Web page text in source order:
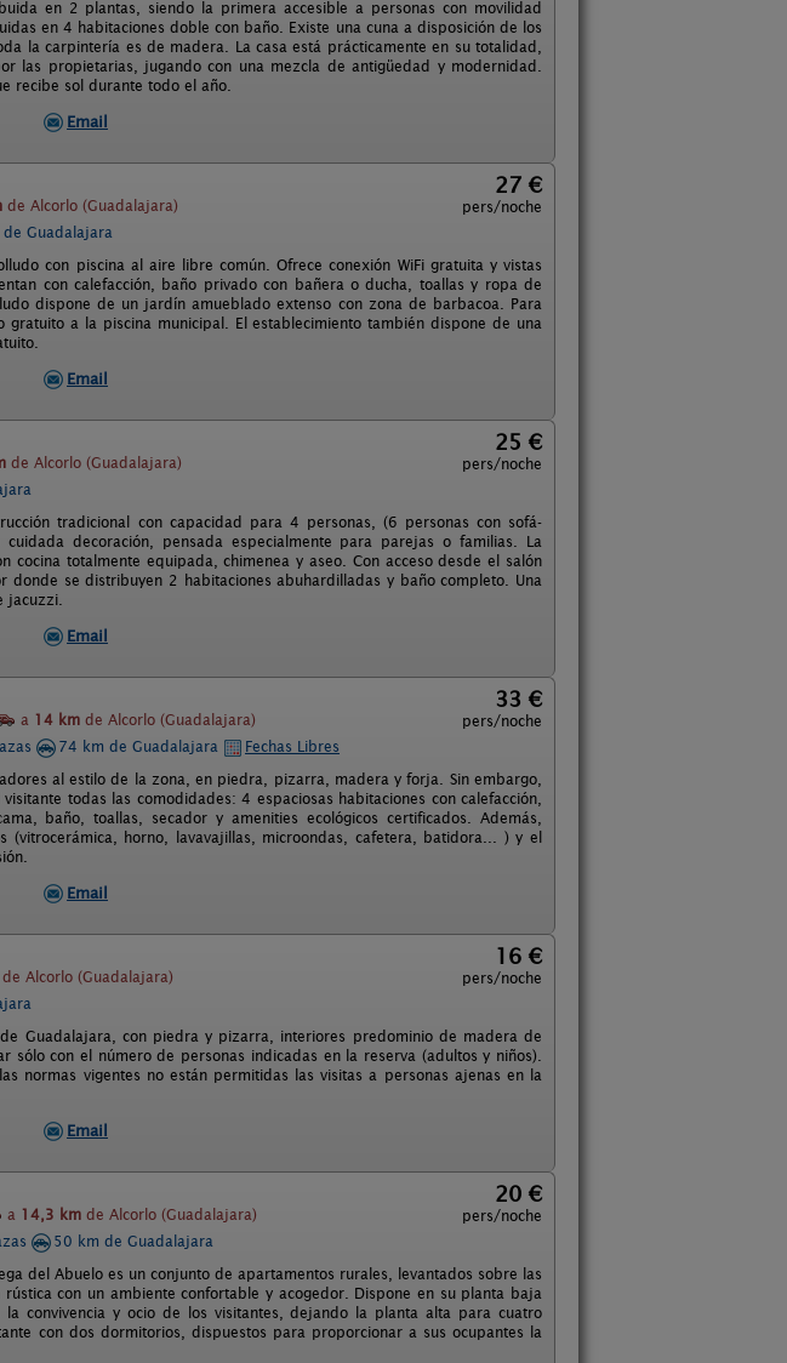
en 2 plantas, siendo la primera accesible a personas con movilidad
en 4 habitaciones doble con baño. Existe una cuna a disposición de los
la carpintería es de madera. La casa está prácticamente en su totalidad,
las propietarias, jugando con una mezcla de antigüedad y modernidad.
recibe sol durante todo el año.
Email
de Alcorlo (Guadalajara)
27 €
pers/noche
Guadalajara
con piscina al aire libre común. Ofrece conexión WiFi gratuita y vistas
con calefacción, baño privado con bañera o ducha, toallas y ropa de
dispone de un jardín amueblado extenso con zona de barbacoa. Para
gratuito a la piscina municipal. El establecimiento también dispone de una
Email
de Alcorlo (Guadalajara)
25 €
pers/noche
tradicional con capacidad para 4 personas, (6 personas con sofá-
decoración, pensada especialmente para parejas o familias. La
cocina totalmente equipada, chimenea y aseo. Con acceso desde el salón
se distribuyen 2 habitaciones abuhardilladas y baño completo. Una
jacuzzi.
Email
a 14 km de Alcorlo (Guadalajara)
33 €
pers/noche
74 km de Guadalajara
Fechas Libres
al estilo de la zona, en piedra, pizarra, madera y forja. Sin embargo,
todas las comodidades: 4 espaciosas habitaciones con calefacción,
baño, toallas, secador y amenities ecológicos certificados. Además,
(vitrocerámica, horno, lavavajillas, microondas, cafetera, batidora... ) y el
Email
de Alcorlo (Guadalajara)
16 €
pers/noche
Guadalajara, con piedra y pizarra, interiores predominio de madera de
con el número de personas indicadas en la reserva (adultos y niños).
normas vigentes no están permitidas las visitas a personas ajenas en la
Email
a 14,3 km de Alcorlo (Guadalajara)
20 €
pers/noche
50 km de Guadalajara
del Abuelo es un conjunto de apartamentos rurales, levantados sobre las
con un ambiente confortable y acogedor. Dispone en su planta baja
convivencia y ocio de los visitantes, dejando la planta alta para cuatro
con dos dormitorios, dispuestos para proporcionar a sus ocupantes la